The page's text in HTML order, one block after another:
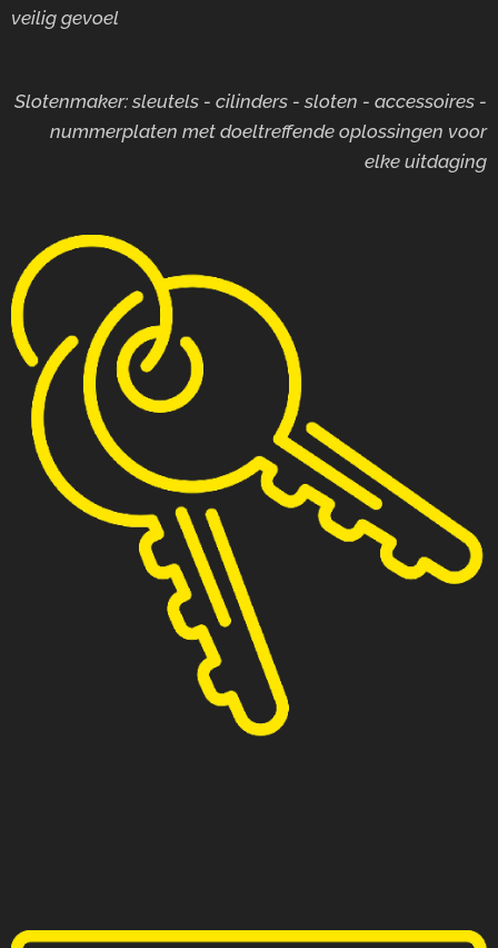
veilig gevoel
Slotenmaker: sleutels - cilinders - sloten - accessoires -
nummerplaten met doeltreffende oplossingen voor
elke uitdaging